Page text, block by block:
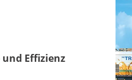
Effizienz